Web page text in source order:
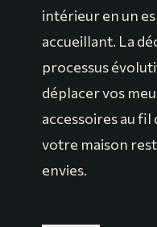
intérieur en un
accueillant. La
processus
déplacer vos
accessoires au fil
votre maison
envies.